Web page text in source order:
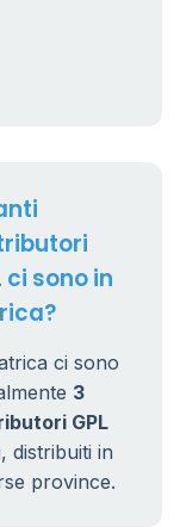
ci sono in
ci sono
3
GPL
distribuiti in
province.